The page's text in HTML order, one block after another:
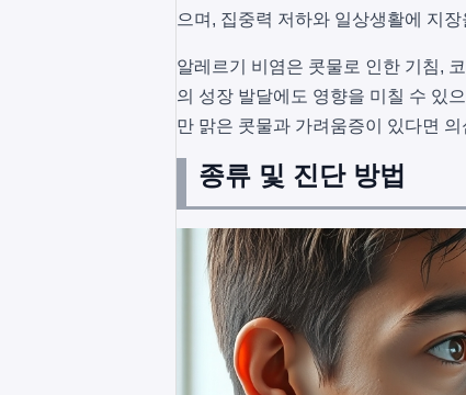
으며, 집중력 저하와 일상생활에 지
알레르기 비염은 콧물로 인한 기침,
의 성장 발달에도 영향을 미칠 수 있
만 맑은 콧물과 가려움증이 있다면
종류 및 진단 방법